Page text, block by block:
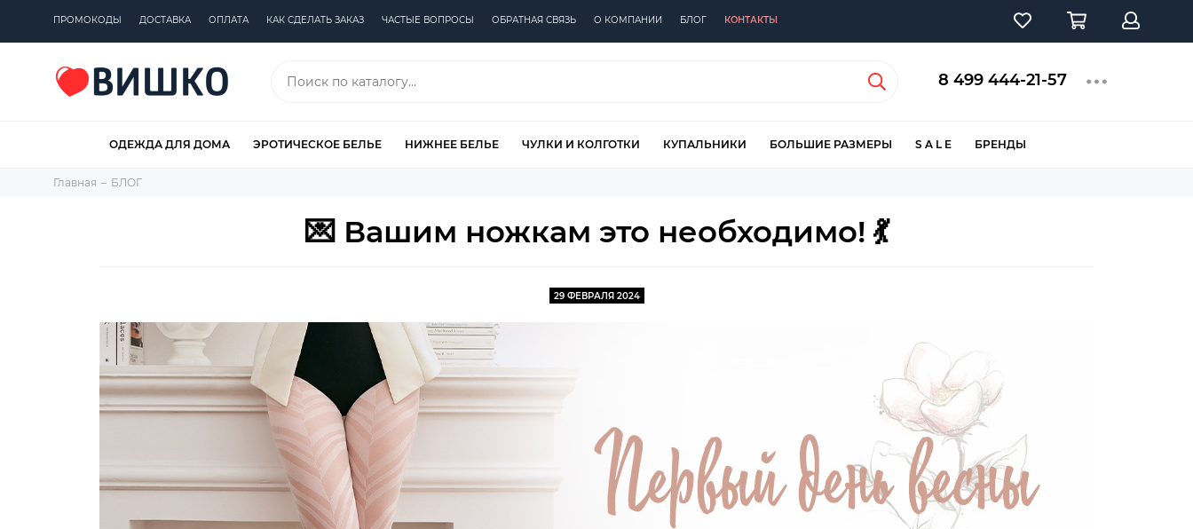
ПРОМОКОДЫ ДОСТАВКА ОПЛАТА КАК СДЕЛАТЬ ЗАКАЗ ЧАСТЫЕ ВОПРОСЫ ОБРАТНАЯ СВЯЗЬ О КОМПАНИИ БЛОГ КОНТАКТЫ
8 499 444-21-57
ОДЕЖДА ДЛЯ ДОМА ЭРОТИЧЕСКОЕ БЕЛЬЕ НИЖНЕЕ БЕЛЬЕ ЧУЛКИ И КОЛГОТКИ КУПАЛЬНИКИ БОЛЬШИЕ РАЗМЕРЫ S A L E БРЕНДЫ
Главная БЛОГ
💌 Вашим ножкам это необходимо! 💃
29 ФЕВРАЛЯ 2024